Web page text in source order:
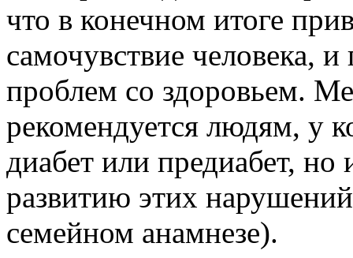
что в конечном итоге
самочувствие человека,
проблем со здоровьем.
рекомендуется людям, у
диабет или предиабет,
развитию этих
семейном анамнезе).